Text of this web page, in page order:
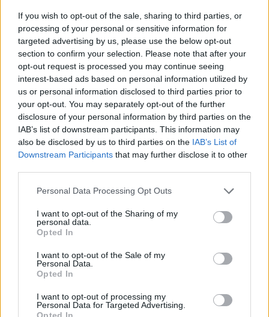
If you wish to opt-out of the sale, sharing to third parties, or
processing of your personal or sensitive information for
targeted advertising by us, please use the below opt-out
section to confirm your selection. Please note that after your
opt-out request is processed you may continue seeing
interest-based ads based on personal information utilized by
us or personal information disclosed to third parties prior to
your opt-out. You may separately opt-out of the further
disclosure of your personal information by third parties on the
IAB’s list of downstream participants. This information may
also be disclosed by us to third parties on the IAB’s List of
Downstream Participants that may further disclose it to other
Personal Data Processing Opt Outs
I want to opt-out of the Sharing of my
personal data.
Opted In
I want to opt-out of the Sale of my
Personal Data.
Opted In
I want to opt-out of processing my
Personal Data for Targeted Advertising.
Opted In
1. On mise sur les fruits à gogo
Smoothies, compotes (sans sucres ajoutés, comme celle
de Marque Repère aux pommes conso responsable, juste
acidulée ce qu’il faut), jus ou encore mieux à pleines
dents, on poursuit les bonnes habitudes prises pendant
les vacances pour faire le plein de vitamines. D’ailleurs,
nous à la rédac’ on se siffle quelques packs de Capri-Sun
chouquettes ou juste un carré de BON chocolat, on l’a
bien mérité et ça nous aide à tenir le coup. Pour dénicher
des recettes originales sans prise de tête, on file faire un
3. On s’hydrate
Avec de l’eau, de l’eau et encore de l’eau : de source,
(qui dévoile un joli bouchon pratique en forme de
pétales, pour une ouverture et une fermeture les doigts